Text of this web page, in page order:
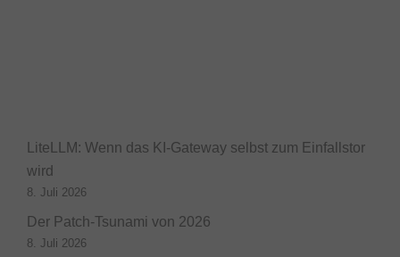
LiteLLM: Wenn das KI-Gateway selbst zum Einfallstor
wird
8. Juli 2026
Der Patch-Tsunami von 2026
8. Juli 2026